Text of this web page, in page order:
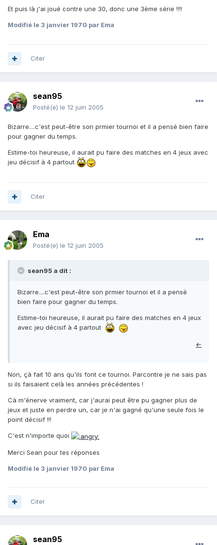
Et puis là j'ai joué contre une 30, donc une 3ème série !!!!
Modifié le 3 janvier 1970 par Ema
Citer
sean95
Posté(e) le 12 juin 2005
Bizarre....c'est peut-être son prmier tournoi et il a pensé bien faire
pour gagner du temps.
Estime-toi heureuse, il aurait pu faire des matches en 4 jeux avec
jeu décisif à 4 partout
Citer
Ema
Posté(e) le 12 juin 2005
sean95 a dit :
Bizarre....c'est peut-être son prmier tournoi et il a pensé
bien faire pour gagner du temps.
Estime-toi heureuse, il aurait pu faire des matches en 4 jeux
avec jeu décisif à 4 partout
←
Non, çà fait 10 ans qu'ils font ce tournoi. Parcontre je ne sais pas
si ils faisaient celà les années précédentes !
Cà m'énerve vraiment, car j'aurai peut être pu gagner plus de
jeux et juste en perdre un, car je n'ai gagné qu'une seule fois le
point décisif !!!
C'est n'importe quoi
Merci Sean pour tes réponses
Modifié le 3 janvier 1970 par Ema
Citer
sean95